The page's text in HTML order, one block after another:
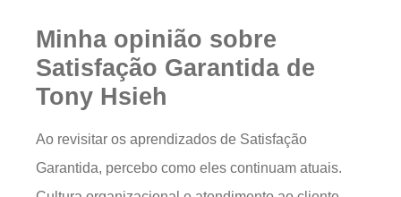
Minha opinião sobre
Satisfação Garantida de
Tony Hsieh
Ao revisitar os aprendizados de Satisfação
Garantida, percebo como eles continuam atuais.